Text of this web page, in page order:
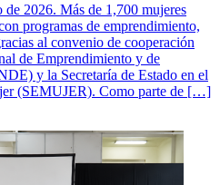
2026. Más de 1,700 mujeres
programas de emprendimiento,
al convenio de cooperación
de Emprendimiento y de
y la Secretaría de Estado en el
(SEMUJER). Como parte de […]